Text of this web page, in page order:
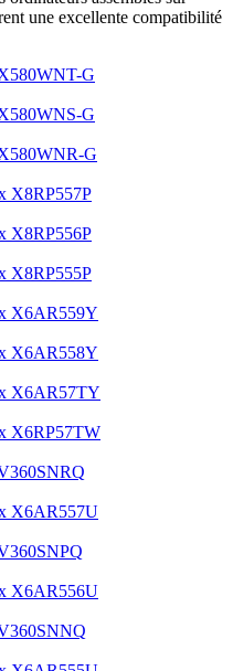
une excellente compatibilité
G
G
G
X6AR559Y
X6AR558Y
X6AR57TY
X6AR557U
X6AR556U